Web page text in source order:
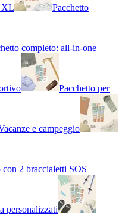
XL Pacchetto
completo: all-in-one
Pacchetto per
e campeggio
con 2 braccialetti SOS
personalizzati